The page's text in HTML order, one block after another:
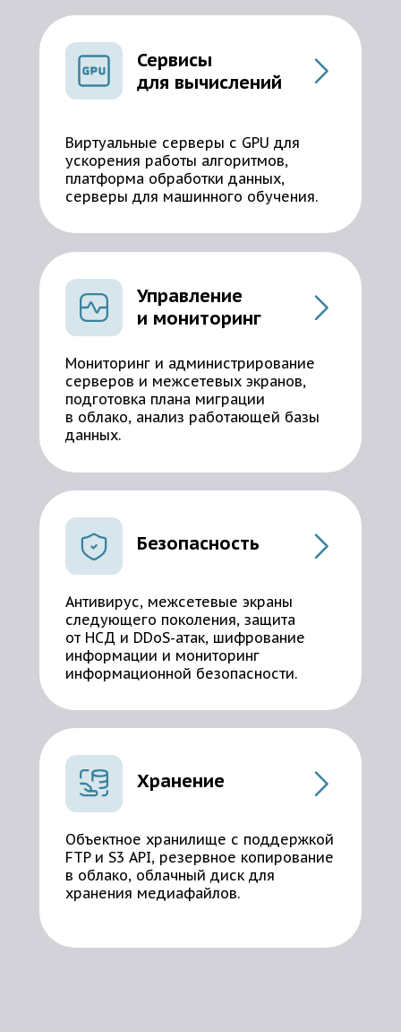
Сервисы
для вычислений
Виртуальные серверы с GPU для
ускорения работы алгоритмов,
платформа обработки данных,
серверы для машинного обучения.
Управление
и мониторинг
Мониторинг и администрирование
серверов и межсетевых экранов,
подготовка плана миграции
в облако, анализ работающей базы
данных.
Безопасность
Антивирус, межсетевые экраны
следующего поколения, защита
от НСД и DDoS-атак, шифрование
информации и мониторинг
информационной безопасности.
Хранение
Объектное хранилище с поддержкой
FTP и S3 API, резервное копирование
в облако, облачный диск для
хранения медиафайлов.